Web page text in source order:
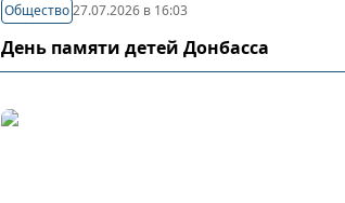
Общество27.07.2026 в 16:03
День памяти детей Донбасса